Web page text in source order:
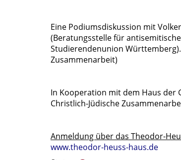
Eine Podiumsdiskussion mit
(Beratungsstelle für
Studierendenunion
Zusammenarbeit)
In Kooperation mit dem Haus der
Christlich-Jüdische
Anmeldung über das Theodor-
www.theodor-heuss-haus.de